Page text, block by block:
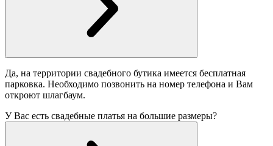
Да, на территории свадебного бутика имеется бесплатная
парковка. Необходимо позвонить на номер телефона и Вам
откроют шлагбаум.
У Вас есть свадебные платья на большие размеры?